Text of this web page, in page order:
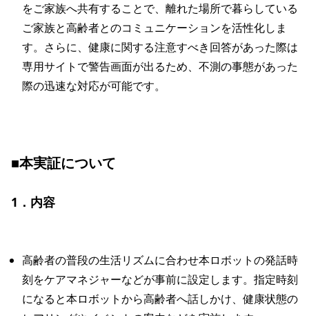
をご家族へ共有することで、離れた場所で暮らしている
ご家族と高齢者とのコミュニケーションを活性化しま
す。さらに、健康に関する注意すべき回答があった際は
専用サイトで警告画面が出るため、不測の事態があった
際の迅速な対応が可能です。
■本実証について
1．内容
高齢者の普段の生活リズムに合わせ本ロボットの発話時
刻をケアマネジャーなどが事前に設定します。指定時刻
になると本ロボットから高齢者へ話しかけ、健康状態の